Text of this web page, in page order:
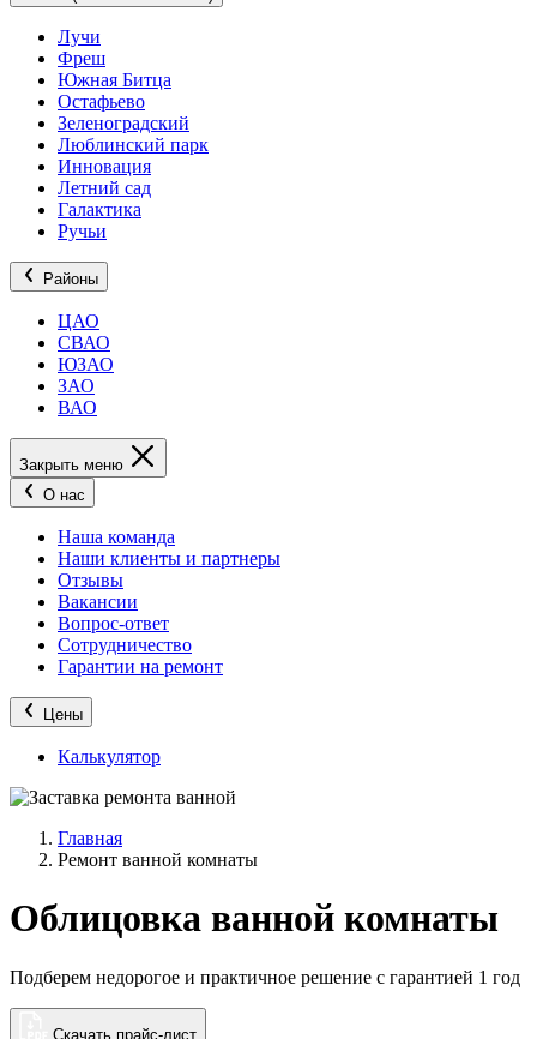
Лучи
Фреш
Южная Битца
Остафьево
Зеленоградский
Люблинский парк
Инновация
Летний сад
Галактика
Ручьи
Районы
ЦАО
СВАО
ЮЗАО
ЗАО
ВАО
Закрыть меню
О нас
Наша команда
Наши клиенты и партнеры
Отзывы
Вакансии
Вопрос-ответ
Сотрудничество
Гарантии на ремонт
Цены
Калькулятор
Главная
Ремонт ванной комнаты
Облицовка ванной комнаты
Подберем недорогое и практичное решение с гарантией 1 год
Скачать прайс-лист